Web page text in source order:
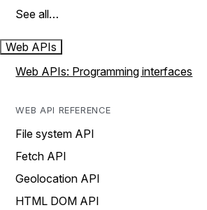
See all…
Web APIs
Web APIs: Programming interfaces
WEB API REFERENCE
File system API
Fetch API
Geolocation API
HTML DOM API